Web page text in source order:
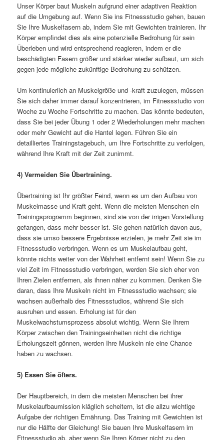
Unser Körper baut Muskeln aufgrund einer adaptiven Reaktion
auf die Umgebung auf. Wenn Sie ins Fitnessstudio gehen, bauen
Sie Ihre Muskelfasern ab, indem Sie mit Gewichten trainieren. Ihr
Körper empfindet dies als eine potenzielle Bedrohung für sein
Überleben und wird entsprechend reagieren, indem er die
beschädigten Fasern größer und stärker wieder aufbaut, um sich
gegen jede mögliche zukünftige Bedrohung zu schützen.
Um kontinuierlich an Muskelgröße und -kraft zuzulegen, müssen
Sie sich daher immer darauf konzentrieren, im Fitnessstudio von
Woche zu Woche Fortschritte zu machen. Das könnte bedeuten,
dass Sie bei jeder Übung 1 oder 2 Wiederholungen mehr machen
oder mehr Gewicht auf die Hantel legen. Führen Sie ein
detailliertes Trainingstagebuch, um Ihre Fortschritte zu verfolgen,
während Ihre Kraft mit der Zeit zunimmt.
4) Vermeiden Sie Übertraining.
Übertraining ist Ihr größter Feind, wenn es um den Aufbau von
Muskelmasse und Kraft geht. Wenn die meisten Menschen ein
Trainingsprogramm beginnen, sind sie von der irrigen Vorstellung
gefangen, dass mehr besser ist. Sie gehen natürlich davon aus,
dass sie umso bessere Ergebnisse erzielen, je mehr Zeit sie im
Fitnessstudio verbringen. Wenn es um Muskelaufbau geht,
könnte nichts weiter von der Wahrheit entfernt sein! Wenn Sie zu
viel Zeit im Fitnessstudio verbringen, werden Sie sich eher von
Ihren Zielen entfernen, als ihnen näher zu kommen. Denken Sie
daran, dass Ihre Muskeln nicht im Fitnessstudio wachsen; sie
wachsen außerhalb des Fitnessstudios, während Sie sich
ausruhen und essen. Erholung ist für den
Muskelwachstumsprozess absolut wichtig. Wenn Sie Ihrem
Körper zwischen den Trainingseinheiten nicht die richtige
Erholungszeit gönnen, werden Ihre Muskeln nie eine Chance
haben zu wachsen.
5) Essen Sie öfters.
Der Hauptbereich, in dem die meisten Menschen bei ihrer
Muskelaufbaumission kläglich scheitern, ist die allzu wichtige
Aufgabe der richtigen Ernährung. Das Training mit Gewichten ist
nur die Hälfte der Gleichung! Sie bauen Ihre Muskelfasern im
Fitnessstudio ab, aber wenn Sie Ihren Körper nicht zu den